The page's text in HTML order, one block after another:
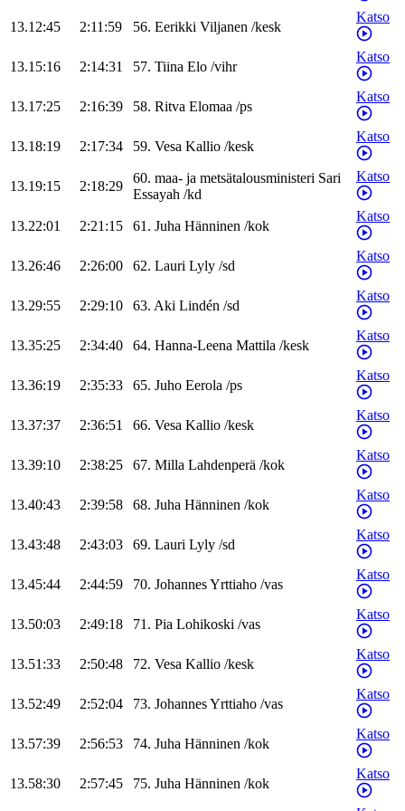
13.12:45 2:11:59 56. Eerikki Viljanen /kesk
Katso
13.15:16 2:14:31 57. Tiina Elo /vihr
Katso
13.17:25 2:16:39 58. Ritva Elomaa /ps
Katso
13.18:19 2:17:34 59. Vesa Kallio /kesk
Katso
13.19:15 2:18:29
60. maa- ja metsätalousministeri Sari
Essayah /kd
Katso
13.22:01 2:21:15 61. Juha Hänninen /kok
Katso
13.26:46 2:26:00 62. Lauri Lyly /sd
Katso
13.29:55 2:29:10 63. Aki Lindén /sd
Katso
13.35:25 2:34:40 64. Hanna-Leena Mattila /kesk
Katso
13.36:19 2:35:33 65. Juho Eerola /ps
Katso
13.37:37 2:36:51 66. Vesa Kallio /kesk
Katso
13.39:10 2:38:25 67. Milla Lahdenperä /kok
Katso
13.40:43 2:39:58 68. Juha Hänninen /kok
Katso
13.43:48 2:43:03 69. Lauri Lyly /sd
Katso
13.45:44 2:44:59 70. JohannesYrttiaho /vas
Katso
13.50:03 2:49:18 71. Pia Lohikoski /vas
Katso
13.51:33 2:50:48 72. Vesa Kallio /kesk
Katso
13.52:49 2:52:04 73. JohannesYrttiaho /vas
Katso
13.57:39 2:56:53 74. Juha Hänninen /kok
Katso
13.58:30 2:57:45 75. Juha Hänninen /kok
Katso